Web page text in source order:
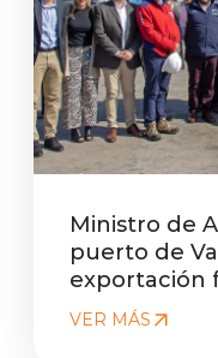
Ministro de
puerto de
exportación
VER MÁS